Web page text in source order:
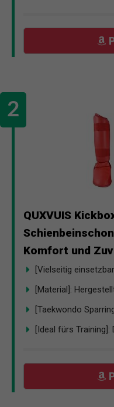
QUXVUIS
Komfort und
[Vielseitig
[Material]:
[Taekwondo
[Ideal fürs Training]: